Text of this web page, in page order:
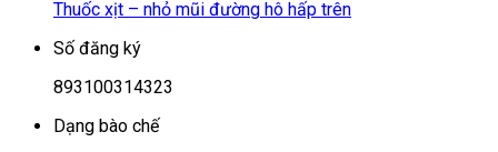
Thuốc xịt – nhỏ mũi đường hô hấp trên
Số đăng ký
893100314323
Dạng bào chế